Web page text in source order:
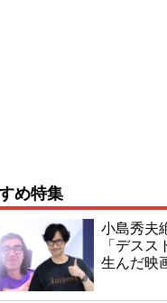
め特集
小島秀夫
「デス
生んだ映